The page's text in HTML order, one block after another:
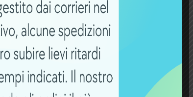
pratiche come mantenere una
appropriata in base alle condizioni del
degli pneumatici corretta
carichi pesanti eccessivi